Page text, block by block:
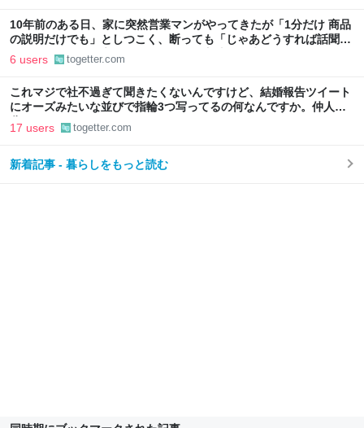
10年前のある日、家に突然営業マンがやってきたが「1分だけ 商品
の説明だけでも」としつこく、断っても「じゃあどうすれば話聞い
てくれますか」と言われたので、ある方法で解決することに
6 users togetter.com
これマジで社不過ぎて聞きたくないんですけど、結婚報告ツイート
にオーズみたいな並びで指輪3つ写ってるの何なんですか。仲人の
分？
17 users togetter.com
新着記事 - 暮らしをもっと読む